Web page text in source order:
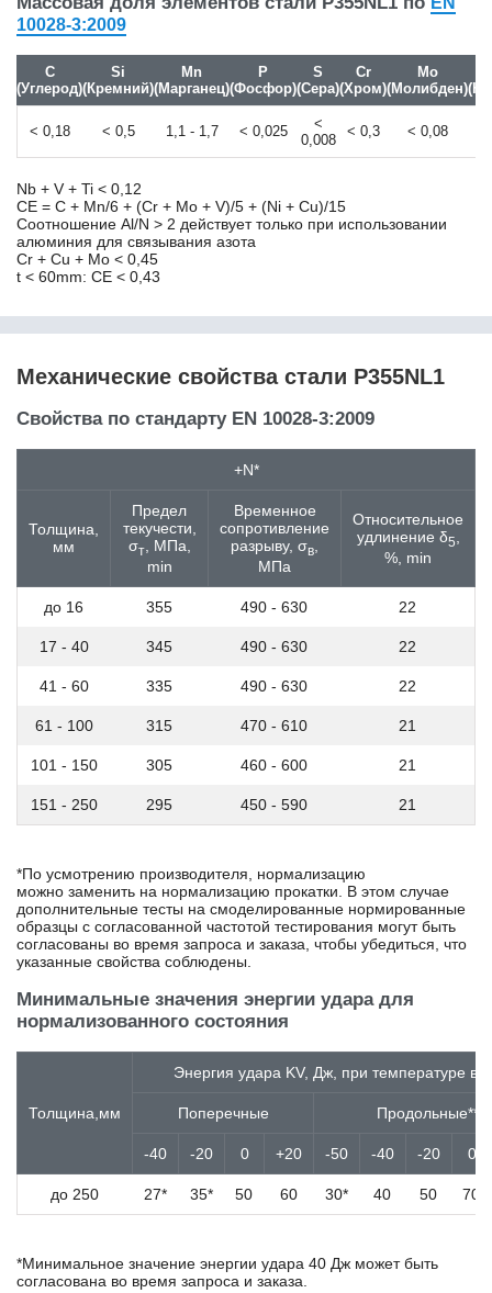
10Х14Г14Н4Т /
Х14Г14Н3Т
10Х17Н13М2Т
10Х23Н18
10Х2М
10Х9МФБ
11CrMo9-10
11MnNi5-3
11SMn30
11SMn37
11кп
12CrMo4
12CrMoV12-10
12Ni14
12Х13
12Х17
12Х18Н10Т
12Х18Н9Т
12Х1МФ
12ХМ
12ХН2
12ХН3А
13CrMoV9-10
13MnNi6-3
13Г1С-У
13ХФА
14MoV6-3
14Х17Н2
14ХГН
15
15MnMoV4-5
15NiMn6
15SMn13
15К
15кп
10028-3:2009
C
(Углерод)
Si
(Кремний)
Mn
(Марганец)
P
(Фосфор)
S
(Сера)
Cr
(Хром)
Mo
(Молибден)
< 0,18 < 0,5 1,1 - 1,7 < 0,025
<
0,008
< 0,3 < 0,08
Nb + V + Ti < 0,12
CE = C + Mn/6 + (Cr + Mo + V)/5 + (Ni + Cu)/15
Соотношение Al/N > 2 действует только при использовании
алюминия для связывания азота
Cr + Cu + Mo < 0,45
t < 60mm: CE < 0,43
Механические свойства стали P355NL1
Свойства по стандарту EN 10028-3:2009
+N*
Толщина,
мм
Предел
текучести,
σт, МПа,
min
Временное
сопротивление
разрыву, σв
МПа
Относительное
удлинение δ5
%, min
до 16 355 490 - 630 22
17 - 40 345 490 - 630 22
41 - 60 335 490 - 630 22
61 - 100 315 470 - 610 21
101 - 150 305 460 - 600 21
151 - 250 295 450 - 590 21
*По усмотрению производителя, нормализацию
можно заменить на нормализацию прокатки. В этом случае
дополнительные тесты на смоделированные нормированные
образцы с согласованной частотой тестирования могут быть
согласованы во время запроса и заказа, чтобы убедиться, что
указанные свойства соблюдены.
Минимальные значения энергии удара для
нормализованного состояния
Толщина,мм
Энергия удара KV, Дж, при температуре в
Поперечные Продольные**
-40 -20 0 +20 -50 -40 -20 0
до 250 27* 35* 50 60 30* 40 50 70
*Минимальное значение энергии удара 40 Дж может быть
согласована во время запроса и заказа.